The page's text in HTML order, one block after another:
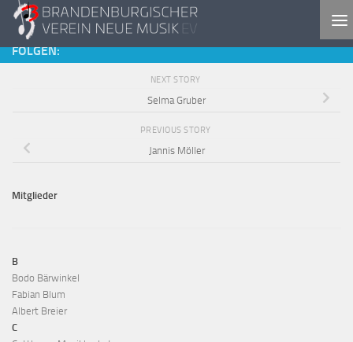
Skip to content
FOLGEN:
NEXT STORY
Selma Gruber
PREVIOUS STORY
Jannis Möller
Mitglieder
B
Bodo Bärwinkel
Fabian Blum
Albert Breier
C